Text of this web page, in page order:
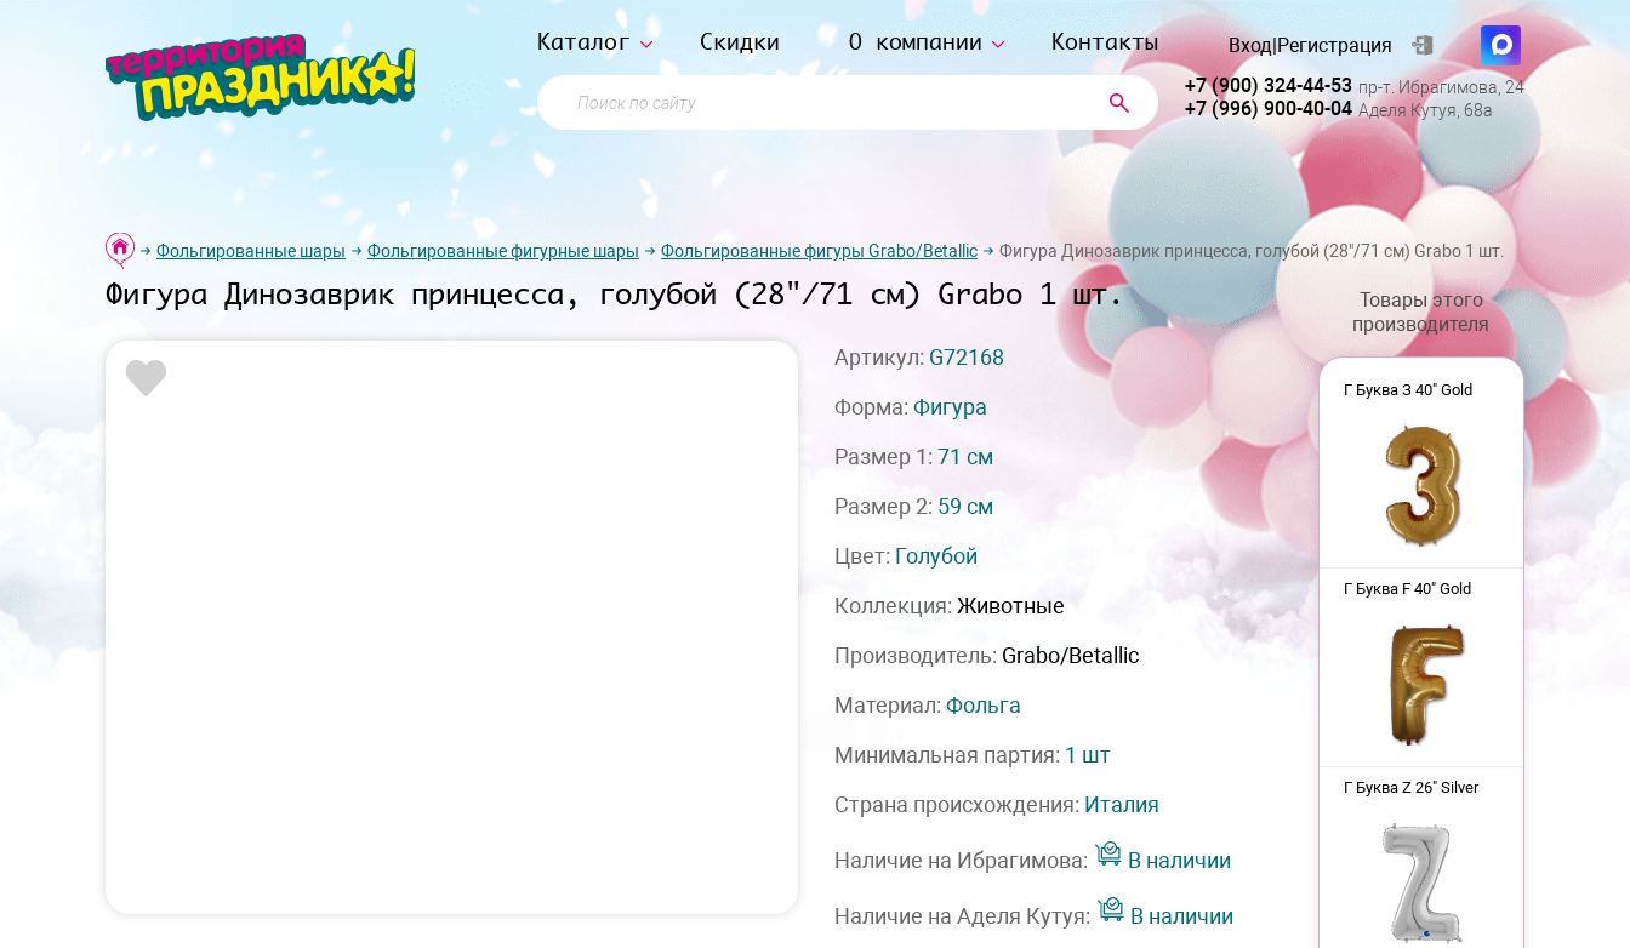
Каталог Скидки О компании Контакты
Поиск по сайту
Вход|Регистрация
+7 (900) 324-44-53 пр-т. Ибрагимова, 24
+7 (996) 900-40-04 Аделя Кутуя, 68а
Фольгированные шары Фольгированные фигурные шары Фольгированные фигуры Grabo/Betallic Фигура Динозаврик принцесса, голубой (28"/71 см) Grabo 1 шт.
Фигура Динозаврик принцесса, голубой (28"/71 см) Grabo 1 шт.
Артикул: G72168
Форма: Фигура
Размер 1: 71 см
Размер 2: 59 см
Цвет: Голубой
Коллекция: Животные
Производитель: Grabo/Betallic
Материал: Фольга
Минимальная партия: 1 шт
Страна происхождения: Италия
Наличие на Ибрагимова: В наличии
Наличие на Аделя Кутуя: В наличии
Товары этого
производителя
Г Буква З 40" Gold
Г Буква F 40" Gold
Г Буква Z 26" Silver